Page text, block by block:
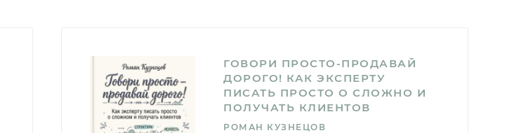
ГОВОРИ ПРОСТО-ПРОДАВАЙ
ДОРОГО! КАК ЭКСПЕРТУ
ПИСАТЬ ПРОСТО О СЛОЖНО И
ПОЛУЧАТЬ КЛИЕНТОВ
РОМАН КУЗНЕЦОВ